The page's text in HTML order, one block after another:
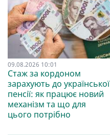
09.08.2026 10:01
Стаж за кордоном
зарахують до української
пенсії: як працює новий
механізм та що для
цього потрібно